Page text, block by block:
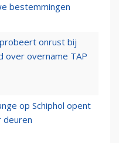
bestemmingen
onrust bij
over overname TAP
op Schiphol opent
deuren